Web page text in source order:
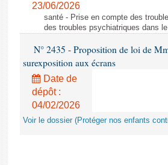
23/06/2026
santé - Prise en compte des
des troubles psychiatriques dans
N° 2435 - Proposition de loi de
surexposition aux écrans
Date de
dépôt :
04/02/2026
Voir le dossier (Protéger nos enfants